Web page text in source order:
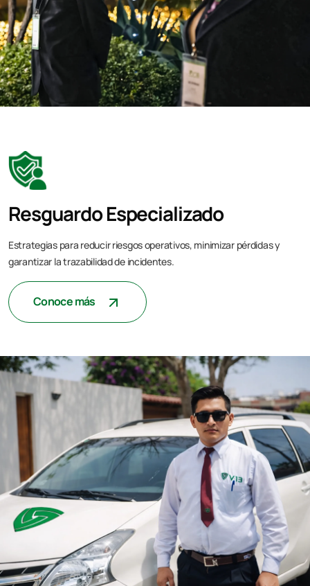
Resguardo Especializado
Estrategias para reducir riesgos operativos, minimizar pérdidas y
garantizar la trazabilidad de incidentes.
Conoce más